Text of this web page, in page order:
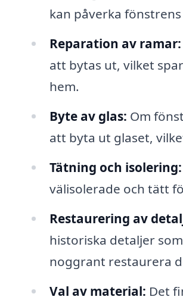
kan påverka
Reparation av ramar:
att bytas ut, vilket
hem.
Byte av glas: Om
att byta ut glaset,
Tätning och isolering:
välisolerade och tätt
Restaurering av
historiska detaljer
noggrant restaurera
Val av material: Det